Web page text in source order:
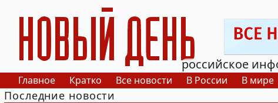
РИА Новый День
российское
Главное Кратко Все новости В России В мире
Последние новости